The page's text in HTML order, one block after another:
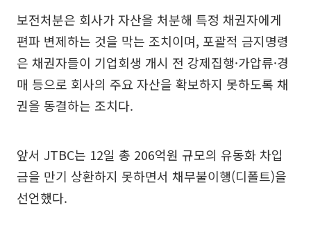
보전처분은 회사가 자산을 처분해 특정 채권자에게
편파 변제하는 것을 막는 조치이며, 포괄적 금지명령
은 채권자들이 기업회생 개시 전 강제집행·가압류·경
매 등으로 회사의 주요 자산을 확보하지 못하도록 채
권을 동결하는 조치다.
앞서 JTBC는 12일 총 206억원 규모의 유동화 차입
금을 만기 상환하지 못하면서 채무불이행(디폴트)을
선언했다.